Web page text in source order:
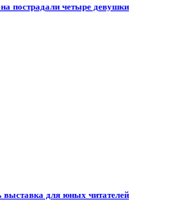
пострадали четыре девушки
выставка для юных читателей